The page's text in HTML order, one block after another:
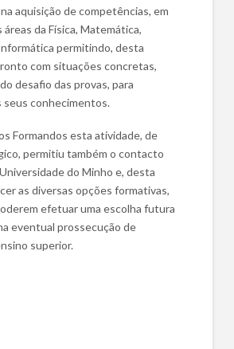
aquisição de competências, em
da Física, Matemática,
permitindo, desta
com situações concretas,
desafio das provas, para
seus conhecimentos.
Formandos esta atividade, de
permitiu também o contacto
do Minho e, desta
as diversas opções formativas,
efetuar uma escolha futura
eventual prossecução de
superior.